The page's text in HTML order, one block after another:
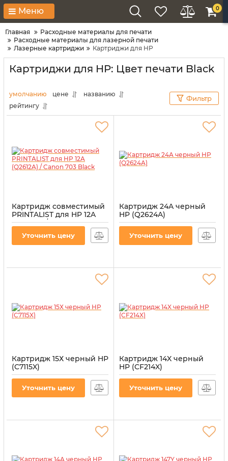
Меню 0
Главная
Расходные материалы для печати
Расходные материалы для лазерной печати
Лазерные картриджи
Картриджи для HP
Картриджи для HP: Цвет печати Black
умолчанию цене
названию
рейтингу
Фильтр
Картридж совместимый
PRINTALIST для HP 12A
(Q2612A) / Canon 703
HP-Q2612A-PL
Уточнить цену
Картридж 24A черный
HP (Q2624A)
Артикул:CT-HP-Q2624A
Уточнить цену
Картридж 15Х черный HP
(C7115X)
Артикул:CT-HP-C7115X
Уточнить цену
Картридж 14X черный
HP (CF214X)
Артикул:CT-HP-CF214X-B
Уточнить цену